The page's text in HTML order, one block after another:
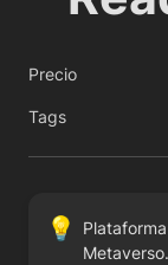
Precio
Tags
💡